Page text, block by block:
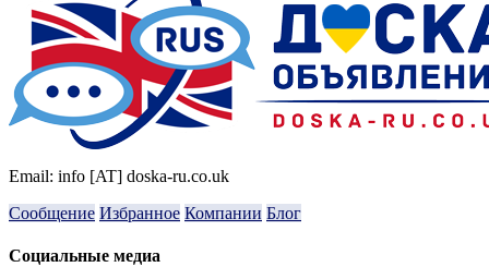
Email: info [AT] doska-ru.co.uk
Сообщение Избранное Компании Блог
Социальные медиа